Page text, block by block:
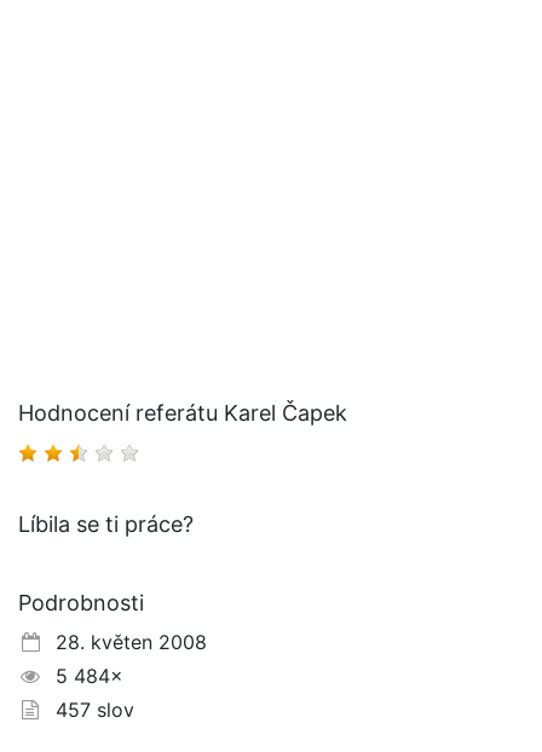
Hodnocení referátu Karel Čapek
Líbila se ti práce?
Podrobnosti
28. květen 2008
5 484×
457 slov